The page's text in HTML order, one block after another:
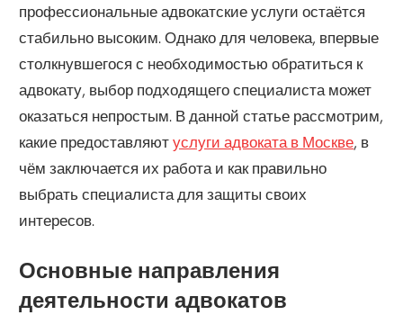
профессиональные адвокатские услуги остаётся
стабильно высоким. Однако для человека, впервые
столкнувшегося с необходимостью обратиться к
адвокату, выбор подходящего специалиста может
оказаться непростым. В данной статье рассмотрим,
какие предоставляютуслуги адвоката в Москве, в
чём заключается их работа и как правильно
выбрать специалиста для защиты своих
интересов.
Основные направления
деятельности адвокатов